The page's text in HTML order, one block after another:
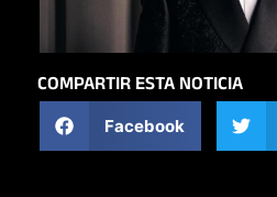
COMPARTIR ESTA NOTICIA
Facebook